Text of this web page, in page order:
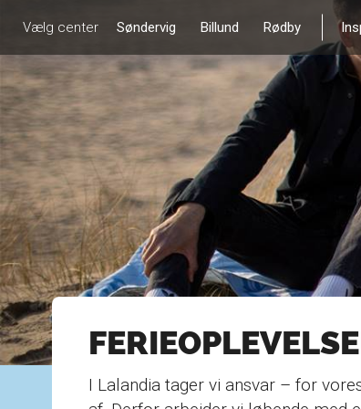
Vælg center Søndervig Billund Rødby
I Lalandia tager vi ansvar – for